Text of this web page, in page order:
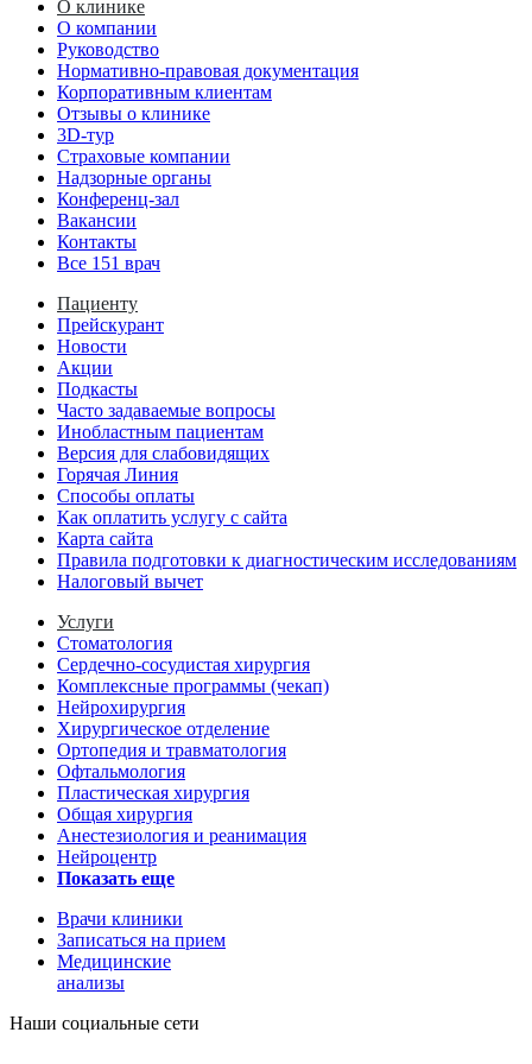
О клинике
О компании
Руководство
Нормативно-правовая документация
Корпоративным клиентам
Отзывы о клинике
3D-тур
Страховые компании
Надзорные органы
Конференц-зал
Вакансии
Контакты
Все 151 врач
Пациенту
Прейскурант
Новости
Акции
Подкасты
Часто задаваемые вопросы
Инобластным пациентам
Версия для слабовидящих
Горячая Линия
Способы оплаты
Как оплатить услугу с сайта
Карта сайта
Правила подготовки к диагностическим исследованиям
Налоговый вычет
Услуги
Стоматология
Сердечно-сосудистая хирургия
Комплексные программы (чекап)
Нейрохирургия
Хирургическое отделение
Ортопедия и травматология
Офтальмология
Пластическая хирургия
Общая хирургия
Анестезиология и реанимация
Нейроцентр
Показать еще
Врачи клиники
Записаться на прием
Медицинские
анализы
Наши социальные сети